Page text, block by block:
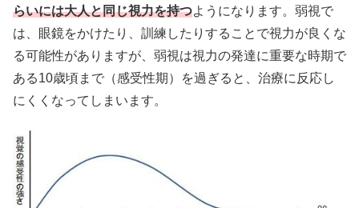
らいには大人と同じ視力を持つようになります。弱視で
は、眼鏡をかけたり、訓練したりすることで視力が良くな
る可能性がありますが、弱視は視力の発達に重要な時期で
ある10歳頃まで（感受性期）を過ぎると、治療に反応し
にくくなってしまいます。